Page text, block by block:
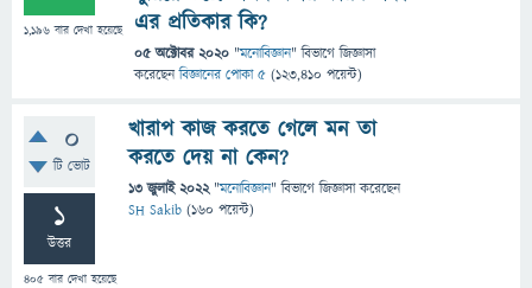
1,196 বার দেখা হয়েছে
এর প্রতিকার কি?
05 অক্টোবর 2020 "মনোবিজ্ঞান" বিভাগে জিজ্ঞাসা
করেছেনবিজ্ঞানের পোকা ৫ (123,410 পয়েন্ট)
0
টি ভোট
1
উত্তর
405 বার দেখা হয়েছে
খারাপ কাজ করতে গেলে মন তা
করতে দেয় না কেন?
13 জুলাই 2022 "মনোবিজ্ঞান" বিভাগে জিজ্ঞাসাকরেছেন
SH Sakib (160 পয়েন্ট)